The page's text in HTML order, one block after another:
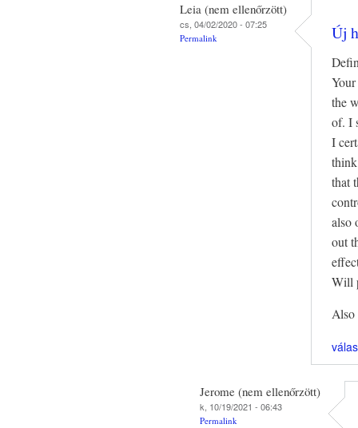
Leia (nem ellenőrzött)
cs, 04/02/2020 - 07:25
Permalink Új
the
of. I
I
that
also
out
Will
Jerome (nem ellenőrzött)
k, 10/19/2021 - 06:43
Permalink